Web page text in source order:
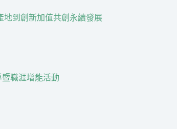
地到創新加值共創永續發展
職涯增能活動